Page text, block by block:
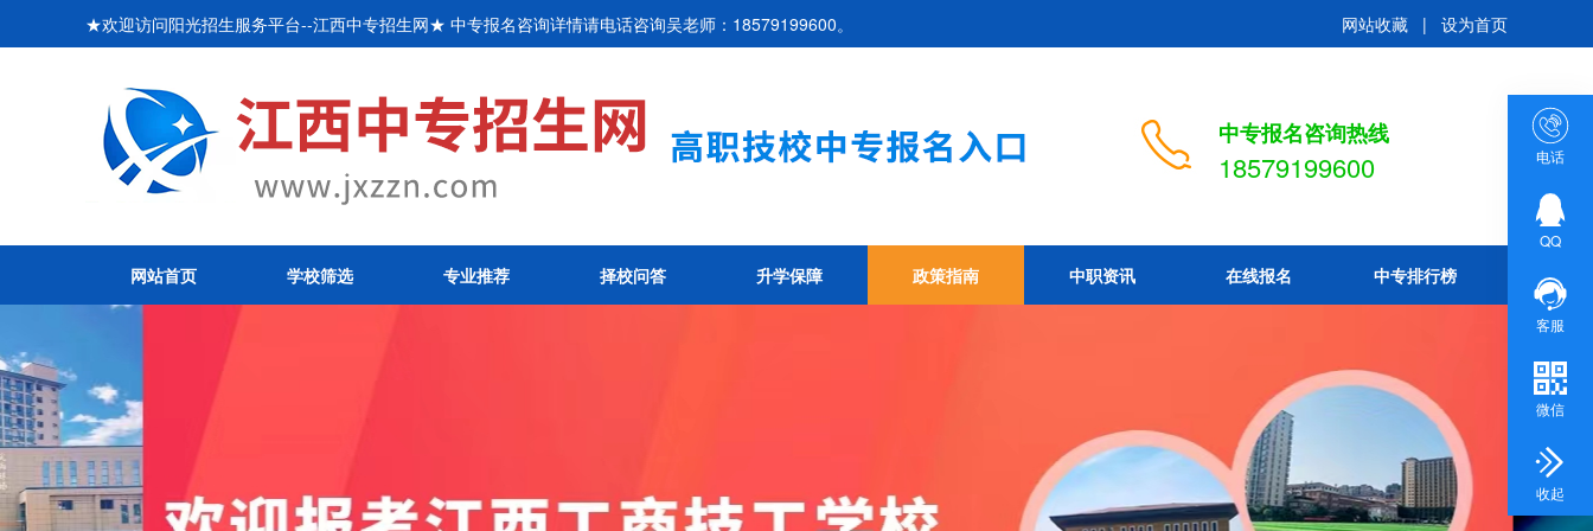
★欢迎访问阳光招生服务平台--江西中专招生网★ 中专报名咨询详情请电话咨询吴老师：18579199600。 网站收藏 | 设为首页
中专报名咨询热线
18579199600
网站首页 学校筛选 专业推荐 择校问答 升学保障 政策指南 中职资讯 在线报名 中专排行榜
电话
QQ
客服
微信
收起